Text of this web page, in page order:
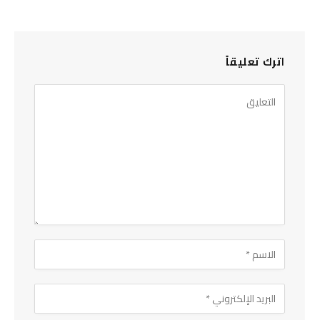
اترك تعليقاً